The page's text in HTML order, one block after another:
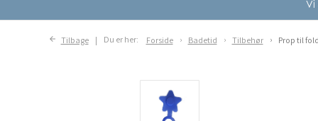
Vi
Tilbage Du er her: Forside Badetid Tilbehør Prop til